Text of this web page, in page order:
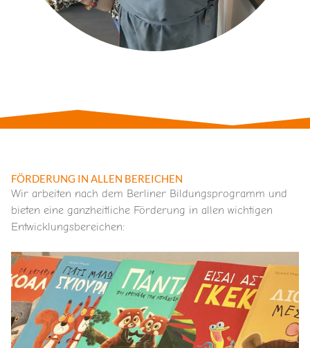
FÖRDERUNG IN ALLEN BEREICHEN
Wir arbeiten nach dem Berliner Bildungsprogramm und
bieten eine ganzheitliche Förderung in allen wichtigen
Entwicklungsbereichen: